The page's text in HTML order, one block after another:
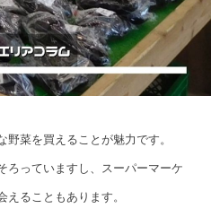
菜を買えることが魅力です。
ろっていますし、スーパーマーケ
えることもあります。